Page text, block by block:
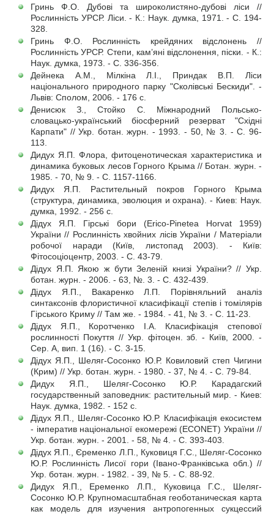
Гринь Ф.О. Дубові та широколистяно-дубові ліси //
Рослинність УРСР. Ліси. - К.: Наук. думка, 1971. - С. 194-
328.
Гринь Ф.О. Рослинність крейдяних відслонень //
Рослинність УРСР. Степи, кам’яні відслонення, піски. - К.:
Наук. думка, 1973. - С. 336-356.
Дейнека А.М., Мілкіна Л.І., Приндак В.П. Ліси
національного природного парку "Сколівські Бескиди". -
Львів: Сполом, 2006. - 176 с.
Денисюк З., Стойко С. Міжнародний Польсько-
словацько-український біосферний резерват "Східні
Карпати" // Укр. ботан. журн. - 1993. - 50, № 3. - С. 96-
113.
Дидух Я.П. Флора, фитоценотическая характеристика и
динамика буковых лесов Горного Крыма // Ботан. журн. -
1985. - 70, № 9. - С. 1157-1166.
Дидух Я.П. Растительный покров Горного Крыма
(структура, динамика, эволюция и охрана). - Киев: Наук.
думка, 1992. - 256 с.
Дідух Я.П. Гірські бори (Erico-Pinetea Horvat 1959)
України // Рослинність хвойних лісів України / Матеріали
робочої наради (Київ, листопад 2003). - Київ:
Фітосоціоцентр, 2003. - С. 43-79.
Дідух Я.П. Якою ж бути Зеленій книзі України? // Укр.
ботан. журн. - 2006. - 63, №. 3. - С. 432-439.
Дідух Я.П., Вакаренко Л.П. Порівняльний аналіз
синтаксонів флористичної класифікації степів і томілярів
Гірського Криму // Там же. - 1984. - 41, № 3. - С. 11-23.
Дідух Я.П., Коротченко І.А. Класифікація степової
рослинності Покуття // Укр. фітоцен. зб. - Київ, 2000. -
Сер. А, вип. 1 (16). - С. 3-15.
Дідух Я.П., Шеляг-Сосонко Ю.Р. Ковиловий степ Чигини
(Крим) // Укр. ботан. журн. - 1980. - 37, № 4. - С. 79-84.
Дидух Я.П., Шеляг-Сосонко Ю.Р. Карадагский
государственный заповедник: растительный мир. - Киев:
Наук. думка, 1982. - 152 с.
Дідух Я.П., Шеляг-Сосонко Ю.Р. Класифікація екосистем
- імператив національної екомережі (ECONET) України //
Укр. ботан. журн. - 2001. - 58, № 4. - С. 393-403.
Дідух Я.П., Єременко Л.П., Куковиця Г.С., Шеляг-Сосонко
Ю.Р. Рослинність Лисої гори (Івано-Франківська обл.) //
Укр. ботан. журн. - 1982. - 39, № 5. - С. 88-92.
Дидух Я.П., Еременко Л.П., Куковица Г.С., Шеляг-
Сосонко Ю.Р. Крупномасштабная геоботаническая карта
как модель для изучения антропогенных сукцессий